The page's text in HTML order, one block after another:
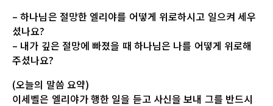
– 하나님은 절망한 엘리야를 어떻게 위로하시고 일으켜 세우
셨나요?
– 내가 깊은 절망에 빠졌을 때 하나님은 나를 어떻게 위로해
주셨나요?
(오늘의 말씀 요약)
이세벨은 엘리야가 행한 일을 듣고 사신을 보내 그를 반드시